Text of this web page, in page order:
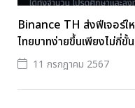
Binance TH ส่งฟีเจอร์ใ
ไทยบาทง่ายขึ้นเพียงไม่กี่ขั้
11 กรกฎาคม 2567